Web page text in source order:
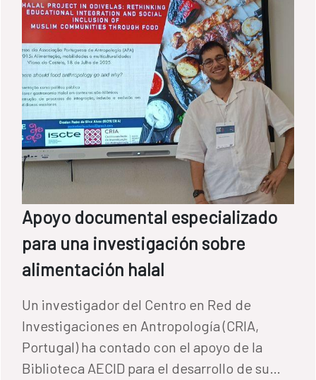
Apoyo documental especializado
para una investigación sobre
alimentación halal
Un investigador del Centro en Red de
Investigaciones en Antropología (CRIA,
Portugal) ha contado con el apoyo de la
Biblioteca AECID para el desarrollo de su